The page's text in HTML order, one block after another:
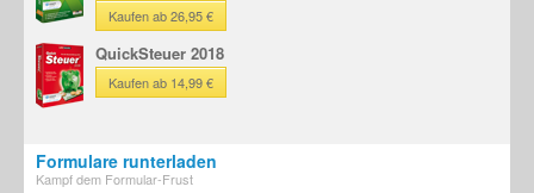
Kaufen ab 26,95 €
QuickSteuer 2018
Kaufen ab 14,99 €
Formulare runterladen
Kampf dem Formular-Frust